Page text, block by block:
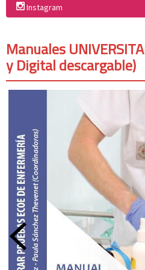
Instagram
Manuales
y Digital descargable)